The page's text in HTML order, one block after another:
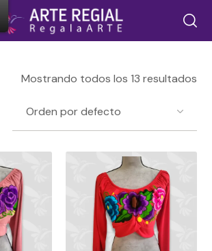
Mostrando todos los 13 resultados